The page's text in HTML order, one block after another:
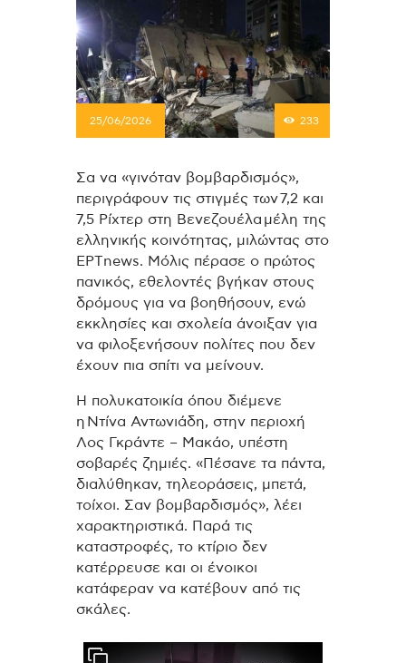
25/06/2026 233
Σα να «γινόταν βομβαρδισμός»,
περιγράφουν τις στιγμές των 7,2 και
7,5 Ρίχτερ στη Βενεζουέλα μέλη της
ελληνικής κοινότητας, μιλώντας στο
ΕΡΤnews. Μόλις πέρασε ο πρώτος
πανικός, εθελοντές βγήκαν στους
δρόμους για να βοηθήσουν, ενώ
εκκλησίες και σχολεία άνοιξαν για
να φιλοξενήσουν πολίτες που δεν
έχουν πια σπίτι να μείνουν.
Η πολυκατοικία όπου διέμενε
η Ντίνα Αντωνιάδη, στην περιοχή
Λος Γκράντε – Μακάο, υπέστη
σοβαρές ζημιές. «Πέσανε τα πάντα,
διαλύθηκαν, τηλεοράσεις, μπετά,
τοίχοι. Σαν βομβαρδισμός», λέει
χαρακτηριστικά. Παρά τις
καταστροφές, το κτίριο δεν
κατέρρευσε και οι ένοικοι
κατάφεραν να κατέβουν από τις
σκάλες.